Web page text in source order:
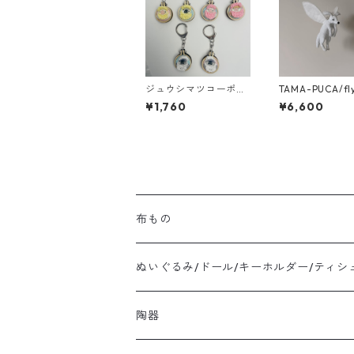
ジュウシマツコーポレ
ーション/刺繍キーホ
ルダー
¥1,760
TAMA-PUCA/
ogﾓﾋﾞｰﾙ
¥6,600
布もの
ぬいぐるみ/ドール/キーホルダー/ティシ
陶器